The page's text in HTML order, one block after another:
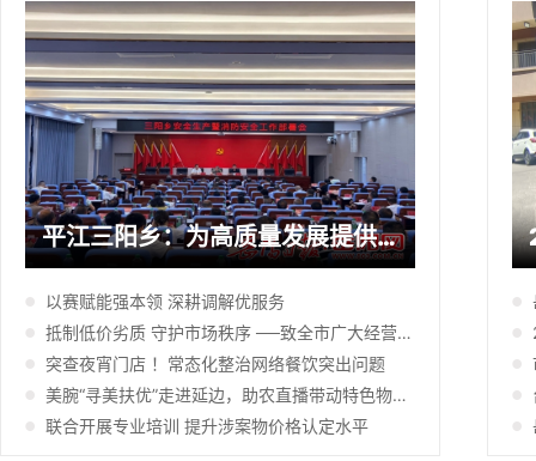
平江三阳乡：为高质量发展提供坚实安全保障
以赛赋能强本领 深耕调解优服务
抵制低价劣质 守护市场秩序 ──致全市广大经营主体的倡议书
突查夜宵门店 ！常态化整治网络餐饮突出问题
美腕“寻美扶优”走进延边，助农直播带动特色物产热销
联合开展专业培训 提升涉案物价格认定水平